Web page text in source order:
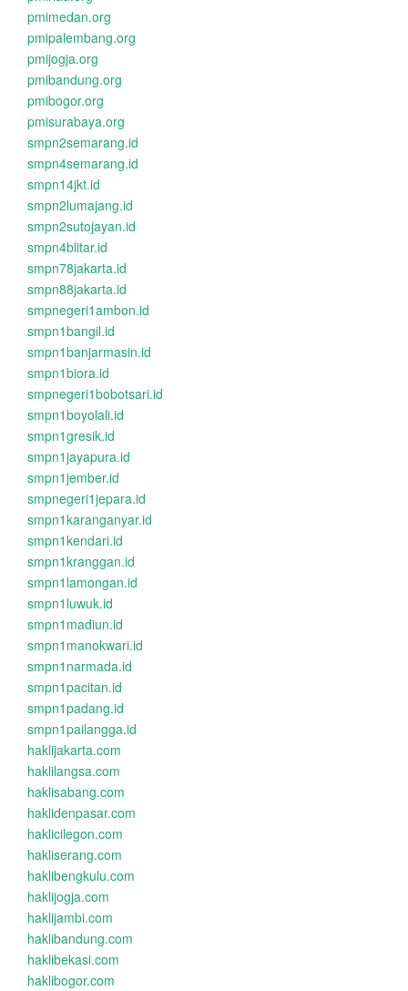
pmimedan.org
pmipalembang.org
pmijogja.org
pmibandung.org
pmibogor.org
pmisurabaya.org
smpn2semarang.id
smpn4semarang.id
smpn14jkt.id
smpn2lumajang.id
smpn2sutojayan.id
smpn4blitar.id
smpn78jakarta.id
smpn88jakarta.id
smpnegeri1ambon.id
smpn1bangil.id
smpn1banjarmasin.id
smpn1biora.id
smpnegeri1bobotsari.id
smpn1boyolali.id
smpn1gresik.id
smpn1jayapura.id
smpn1jember.id
smpnegeri1jepara.id
smpn1karanganyar.id
smpn1kendari.id
smpn1kranggan.id
smpn1lamongan.id
smpn1luwuk.id
smpn1madiun.id
smpn1manokwari.id
smpn1narmada.id
smpn1pacitan.id
smpn1padang.id
smpn1pailangga.id
haklijakarta.com
haklilangsa.com
haklisabang.com
haklidenpasar.com
haklicilegon.com
hakliserang.com
haklibengkulu.com
haklijogja.com
haklijambi.com
haklibandung.com
haklibekasi.com
haklibogor.com